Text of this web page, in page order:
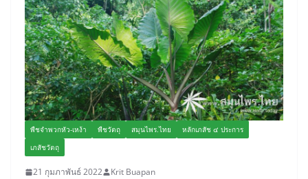
พืชจำพวกหัว-เหง้า พืชวัตถุ สมุนไพร.ไทย
หลักเภสัช ๔ ประการ
เภสัชวัตถุ
21 กุมภาพันธ์ 2022 Krit Buapan